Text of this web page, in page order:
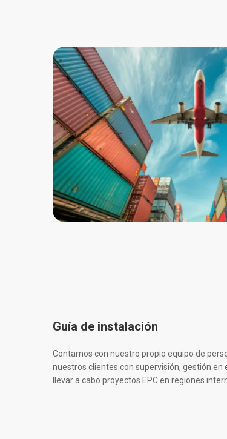
Guía de instalación
Contamos con nuestro propio equipo de
nuestros clientes con supervisión, gestión
llevar a cabo proyectos EPC en regiones